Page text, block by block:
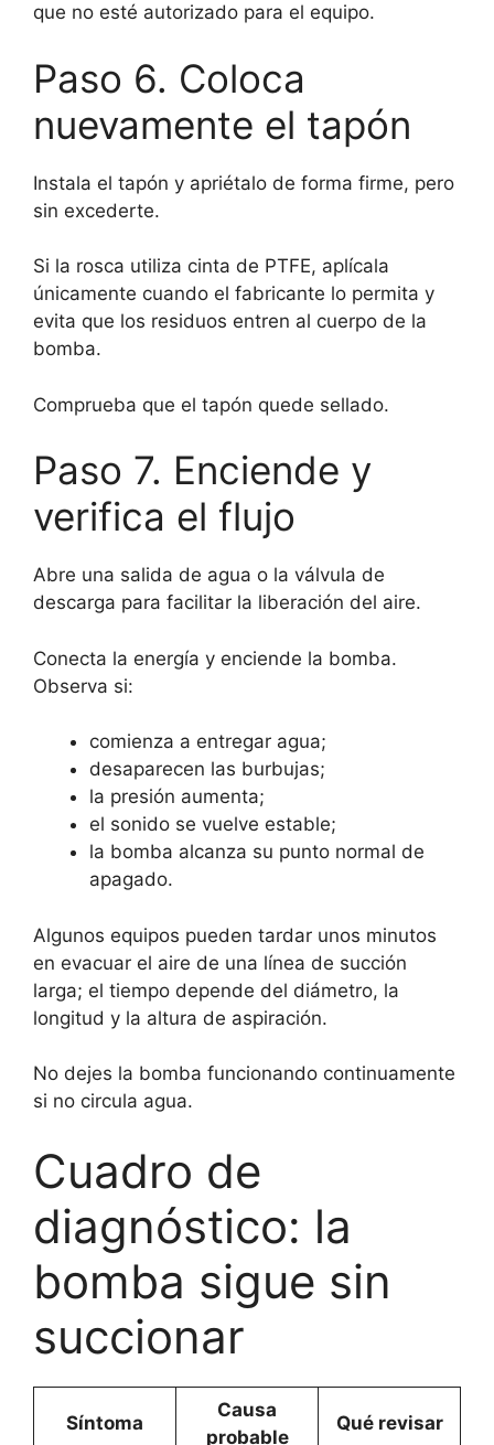
que no esté autorizado para el equipo.
Paso 6. Coloca
nuevamente el tapón
Instala el tapón y apriétalo de forma firme, pero
sin excederte.
Si la rosca utiliza cinta de PTFE, aplícala
únicamente cuando el fabricante lo permita y
evita que los residuos entren al cuerpo de la
bomba.
Comprueba que el tapón quede sellado.
Paso 7. Enciende y
verifica el flujo
Abre una salida de agua o la válvula de
descarga para facilitar la liberación del aire.
Conecta la energía y enciende la bomba.
Observa si:
comienza a entregar agua;
desaparecen las burbujas;
la presión aumenta;
el sonido se vuelve estable;
la bomba alcanza su punto normal de
apagado.
Algunos equipos pueden tardar unos minutos
en evacuar el aire de una línea de succión
larga; el tiempo depende del diámetro, la
longitud y la altura de aspiración.
No dejes la bomba funcionando continuamente
si no circula agua.
Cuadro de
diagnóstico: la
bomba sigue sin
succionar
Síntoma
Causa
probable
Qué revisar